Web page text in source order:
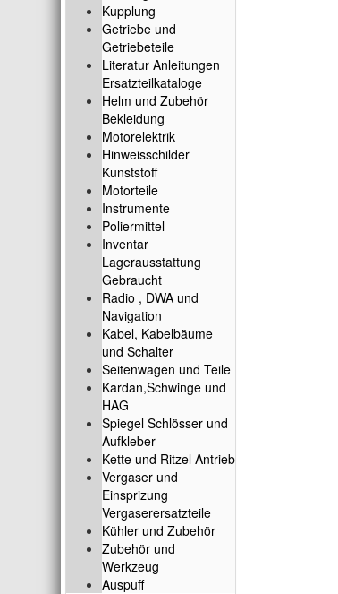
Kupplung
Getriebe und
Getriebeteile
Literatur Anleitungen
Ersatzteilkataloge
Helm und Zubehör
Bekleidung
Motorelektrik
Hinweisschilder
Kunststoff
Motorteile
Instrumente
Poliermittel
Inventar
Lagerausstattung
Gebraucht
Radio , DWA und
Navigation
Kabel, Kabelbäume
und Schalter
Seitenwagen und Teile
Kardan,Schwinge und
HAG
Spiegel Schlösser und
Aufkleber
Kette und Ritzel Antrieb
Vergaser und
Einsprizung
Vergaserersatzteile
Kühler und Zubehör
Zubehör und
Werkzeug
Auspuff